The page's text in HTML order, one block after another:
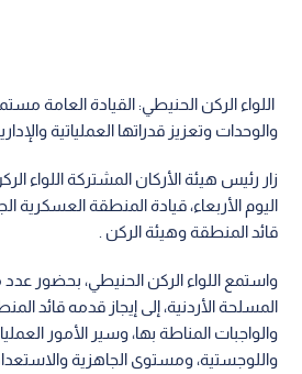
اللواء الركن الحنيطي: القيادة العامة
والوحدات وتعزيز قدراتها العملياتية
زار رئيس هيئة الأركان المشتركة اللواء
اليوم الأربعاء، قيادة المنطقة العسكرية
قائد المنطقة وهيئة الركن .
واستمع اللواء الركن الحنيطي، بحضور
المسلحة الأردنية، إلى إيجاز قدمه قائد
والواجبات المناطة بها، وسير الأمور
واللوجستية، ومستوى الجاهزية